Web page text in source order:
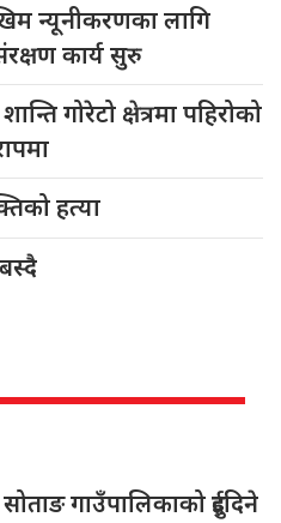
न्यूनीकरणका लागि
कार्य सुरु
गोरेटो क्षेत्रमा पहिरोको
हत्या
सोताङ गाउँपालिकाको दुईदिने